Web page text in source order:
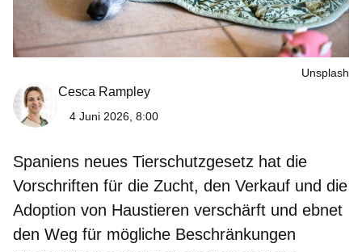
Unsplash
Cesca Rampley
4 Juni 2026, 8:00
Spaniens neues Tierschutzgesetz hat die
Vorschriften für die Zucht, den Verkauf und die
Adoption von Haustieren verschärft und ebnet
den Weg für mögliche Beschränkungen